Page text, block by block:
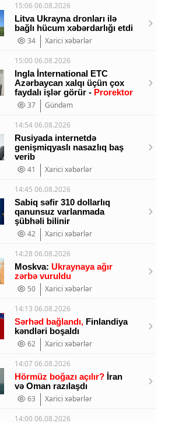
15:06 06.08.2026
Litva Ukrayna dronları ilə
bağlı hücum xəbərdarlığı etdi
34
Xarici xəbərlər
15:00 06.08.2026
Ingla İnternational ETC
Azərbaycan xalqı üçün çox
faydalı işlər görür - Prorektor
37
Gündəm
14:54 06.08.2026
Rusiyada internetdə
genişmiqyaslı nasazlıq baş
verib
41
Xarici xəbərlər
14:45 06.08.2026
Sabiq səfir 310 dollarlıq
qanunsuz varlanmada
şübhəli bilinir
42
Xarici xəbərlər
14:28 06.08.2026
Moskva: Ukraynaya ağır
zərbə vuruldu
50
Xarici xəbərlər
14:13 06.08.2026
Sərhəd bağlandı, Finlandiya
kəndləri boşaldı
62
Xarici xəbərlər
14:07 06.08.2026
Hörmüz boğazı açılır? İran
və Oman razılaşdı
63
Xarici xəbərlər
14:00 06.08.2026